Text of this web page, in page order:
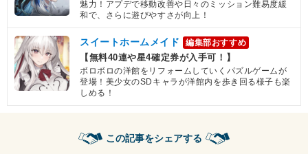
魅力！アプデで移動改善や日々のミッション難易度緩
和で、さらに遊びやすさが向上！
スイートホームメイド 編集部おすすめ
【無料40連や星4確定券が入手可！】
ボロボロの洋館をリフォームしていくパズルゲームが
登場！美少女のSDキャラが洋館内を歩き回る様子も楽
しめる！
この記事をシェアする